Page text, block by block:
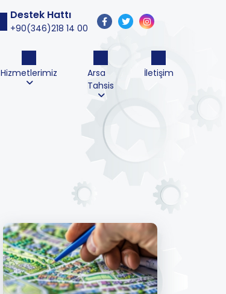
Destek Hattı
+90(346)218 14 00
Hizmetlerimiz
Arsa
Tahsis
İletişim